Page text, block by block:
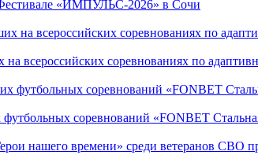
«ИМПУЛЬС-2026» в Сочи
всероссийских соревнованиях по
соревнований «FONBET